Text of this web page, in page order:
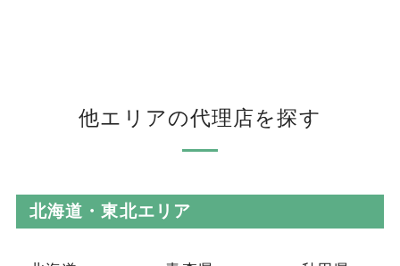
他エリアの代理店を探す
北海道・東北エリア